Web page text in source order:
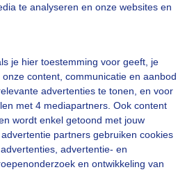
te analyseren en onze websites en
je hier toestemming voor geeft, je
content, communicatie en aanbod
advertenties te tonen, en voor
met 4 mediapartners. Ook content
wordt enkel getoond met jouw
partners gebruiken cookies
advertentie- en
en ontwikkeling van